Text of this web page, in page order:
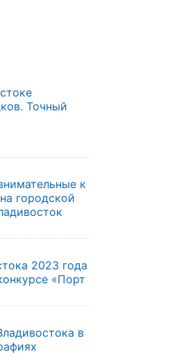
Точный
к
городской
2023 года
«Порт
в